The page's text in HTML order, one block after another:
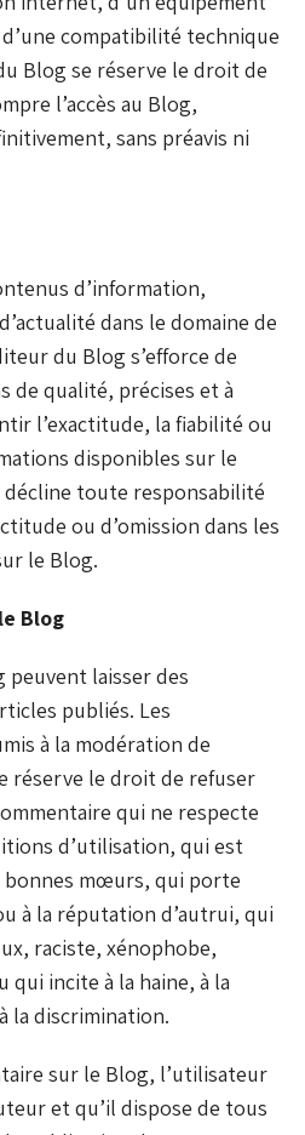
compatibilité technique
Blog se réserve le droit de
l’accès au Blog,
sans préavis ni
d’information,
dans le domaine de
du Blog s’efforce de
de qualité, précises et à
l’exactitude, la fiabilité ou
disponibles sur le
décline toute responsabilité
ou d’omission dans les
le Blog.
Blog
laisser des
publiés. Les
à la modération de
réserve le droit de refuser
qui ne respecte
d’utilisation, qui est
bonnes mœurs, qui porte
à la réputation d’autrui, qui
raciste, xénophobe,
incite à la haine, à la
la discrimination.
sur le Blog, l’utilisateur
et qu’il dispose de tous